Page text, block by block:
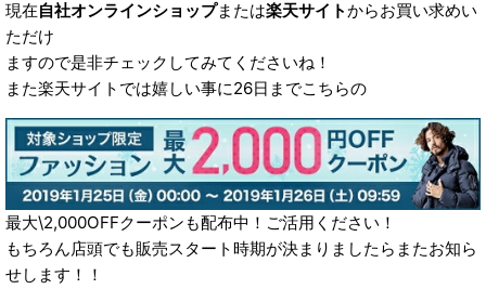
現在自社オンラインショップまたは楽天サイトからお買い求めい
ただけ
ますので是非チェックしてみてくださいね！
また楽天サイトでは嬉しい事に26日までこちらの
最大\2,000OFFクーポンも配布中！ご活用ください！
もちろん店頭でも販売スタート時期が決まりましたらまたお知ら
せします！！